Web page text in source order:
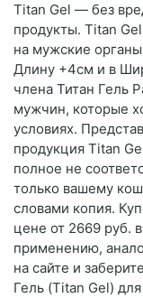
Titan Gel — без
продукты. Titan
на мужские
Длину +4см и в
члена Титан Гель
мужчин, которые
условиях.
продукция Titan
полное не
только вашему
словами копия.
цене от 2669 руб.
применению,
на сайте и
Гель (Titan Gel)